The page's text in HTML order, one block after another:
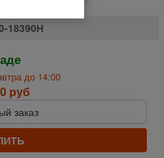
18390Н
до 14:00
руб
заказ